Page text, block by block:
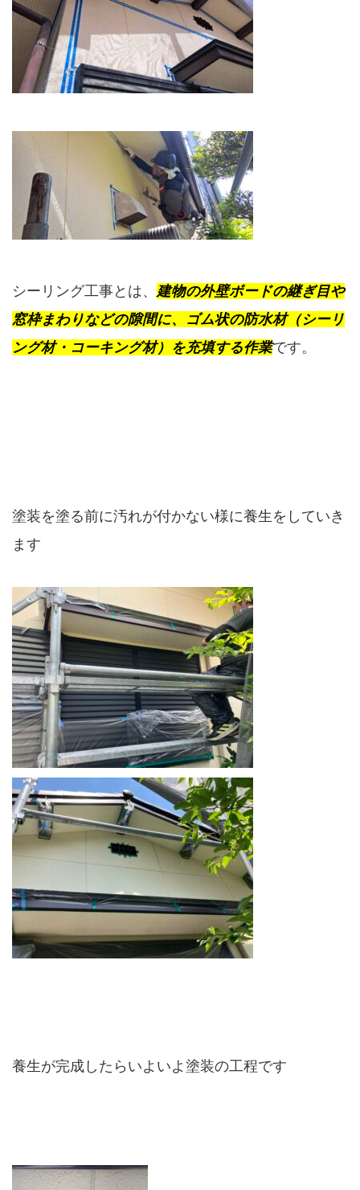
シーリング工事とは、 建物の外壁ボードの継ぎ目や
窓枠まわりなどの隙間に、ゴム状の防水材（シーリ
ング材・コーキング材）を充填する作業です。
塗装を塗る前に汚れが付かない様に養生をしていき
ます
養生が完成したらいよいよ塗装の工程です